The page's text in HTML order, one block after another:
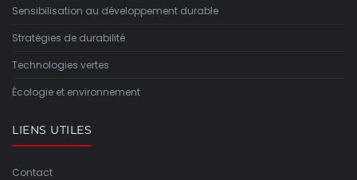
Sensibilisation au développement durable
Stratégies de durabilité
Technologies vertes
Écologie et environnement
LIENS UTILES
Contact